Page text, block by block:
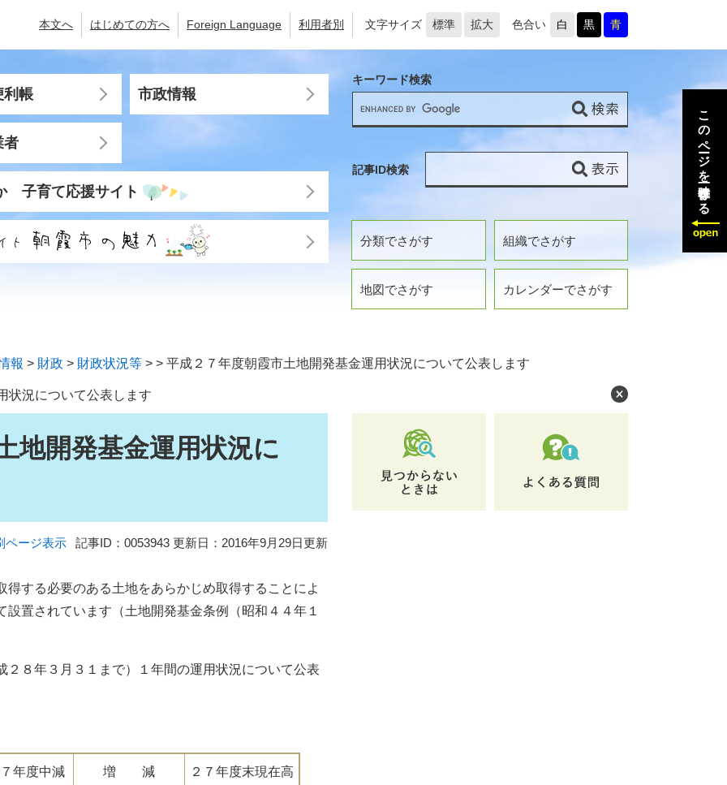
本文へ はじめての方へ Foreign Language 利用者別 文字サイズ 標準 拡大 色合い 白 黒 青
利帳 市政情報
者
子育て応援サイト
分類でさがす 組織でさがす
地図でさがす カレンダーでさがす
キーワード検索
記事ID検索
報 > 財政 > 財政状況等 > > 平成２７年度朝霞市土地開発基金運用状況について公表します
状況について公表します
地開発基金運用状況に
ページ表示 記事ID：0053943 更新日：2016年9月29日更新
する必要のある土地をあらかじめ取得することによ
置されています（土地開発基金条例（昭和４４年１
８年３月３１まで）１年間の運用状況について公表
年度中減 増 減 ２７年度末現在高
このページを一時保存する